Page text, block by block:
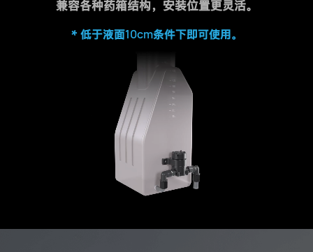
兼容各种药箱结构，安装位置更灵活。
* 低于液面10cm条件下即可使用。